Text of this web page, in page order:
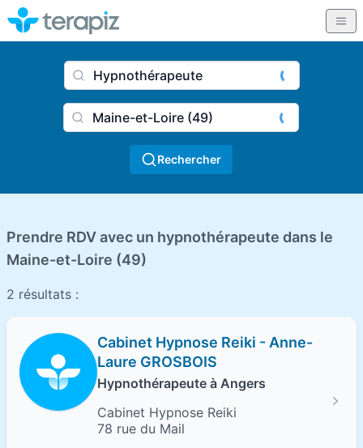
Nom du praticien, profession
Ville
Rechercher
Prendre RDV avec un hypnothérapeute dans le
Maine-et-Loire (49)
2 résultats :
Cabinet Hypnose Reiki - Anne-
Laure GROSBOIS
Hypnothérapeute à Angers
Cabinet Hypnose Reiki
78 rue du Mail